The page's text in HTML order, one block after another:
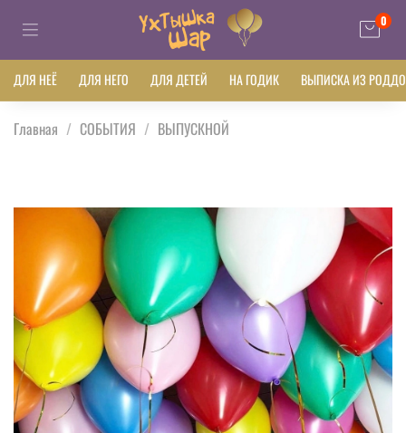
0
ДЛЯ НЕЁ ДЛЯ НЕГО ДЛЯ ДЕТЕЙ НА ГОДИК ВЫПИСКА ИЗ
Главная СОБЫТИЯ ВЫПУСКНОЙ